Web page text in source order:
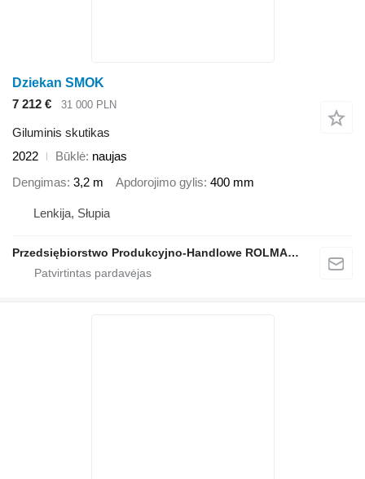
Dziekan SMOK
7 212 €
31 000 PLN
Giluminis skutikas
2022
Būklė naujas
Dengimas 3,2 m Apdorojimo gylis 400 mm
Lenkija, Słupia
Przedsiębiorstwo Produkcyjno-Handlowe ROLMAPOL Marcin Dziekan